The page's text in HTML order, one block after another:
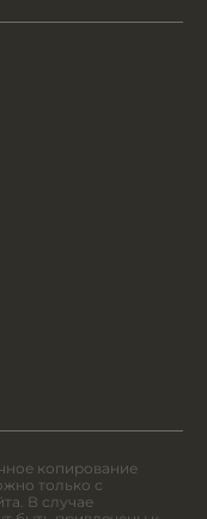
копирование
только с
В случае